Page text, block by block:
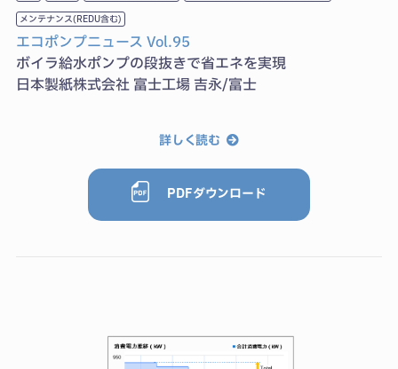
メンテナンス(REDU含む)
エコポンプニュース Vol.95
ボイラ給水ポンプの段抜きで省エネを実現
日本製紙株式会社 富士工場 吉永/富士
詳しく読む
PDFダウンロード